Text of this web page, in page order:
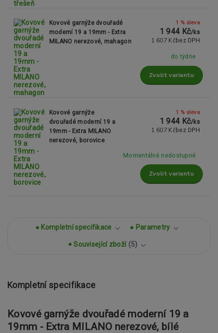
Kovové garnýže dvouřadé
moderní 19 a 19mm - Extra
MILANO nerezové, mahagon
1 % sleva
1 944 Kč/ks
1 607 Kč bez DPH
do týdne
Zvolit variantu
Kovové garnýže
dvouřadé moderní 19 a
19mm - Extra MILANO
nerezové, borovice
1 % sleva
1 944 Kč/ks
1 607 Kč bez DPH
Momentálně nedostupné
Zvolit variantu
Kompletní specifikace Parametry
Související zboží 5
Kompletní specifikace
Kovové garnýže dvouřadé moderní 19 a
19mm - Extra MILANO nerezové, bílé